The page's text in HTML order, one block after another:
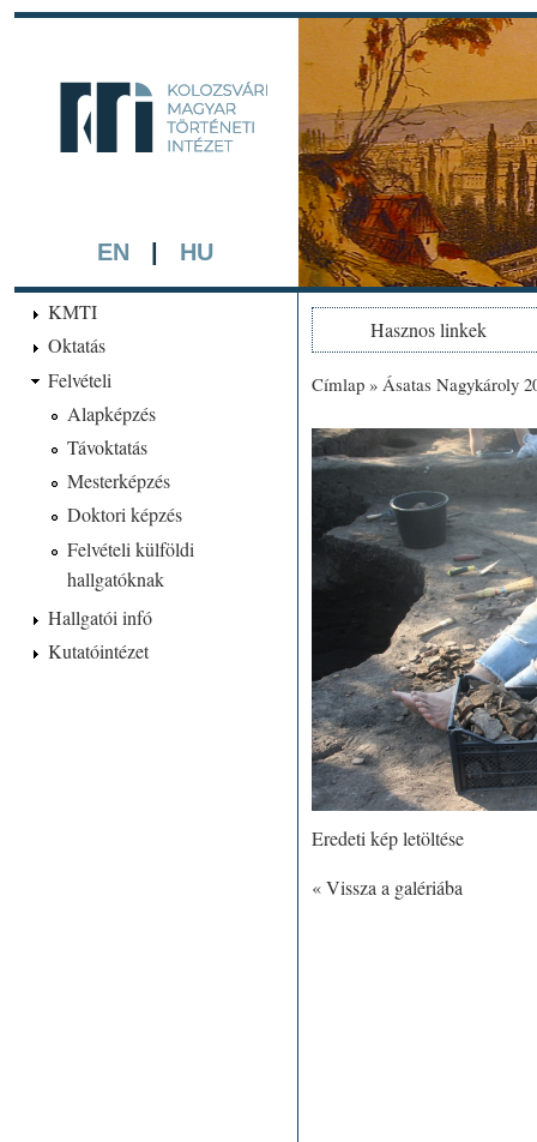
EN HU
A háttérben részlet a
készített színezett
KMTI
Oktatás
Felvételi
Alapképzés
Távoktatás
Mesterképzés
Doktori képzés
Felvételi külföldi
hallgatóknak
Hallgatói infó
Kutatóintézet
Hasznos linkek
Címlap » Ásatas Nagykároly
Eredeti kép letöltése
« Vissza a galériába